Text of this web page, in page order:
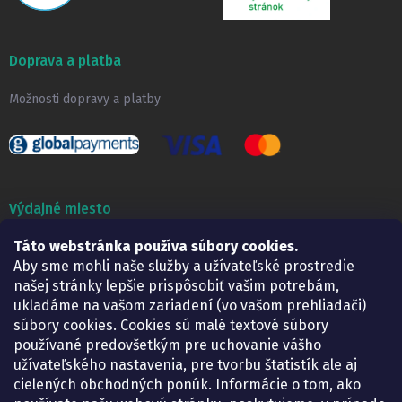
Táto webstránka používa súbory cookies.
Aby sme mohli naše služby a užívateľské prostredie
našej stránky lepšie prispôsobiť vašim potrebám,
ukladáme na vašom zariadení (vo vašom prehliadači)
súbory cookies. Cookies sú malé textové súbory
používané predovšetkým pre uchovanie vášho
užívateľského nastavenia, pre tvorbu štatistík ale aj
cielených obchodných ponúk. Informácie o tom, ako
Doprava a platba
Možnosti dopravy a platby
Výdajné miesto
Lekáreň ADONAI
Košice – Smetanova 2
Pondelok:
07.30 – 15.30 h.
Utorok:
07.30 – 16.00 h.
Streda:
07.30 – 16.00 h.
Štvrtok:
07.30 – 15.30 h.
Piatok:
07.30 – 15.30 h.
KONTAKT